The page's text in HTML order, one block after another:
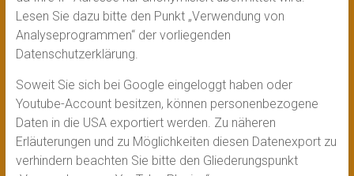
Lesen Sie dazu bitte den Punkt „Verwendung von
Analyseprogrammen“ der vorliegenden
Datenschutzerklärung.
Soweit Sie sich bei Google eingeloggt haben oder
Youtube-Account besitzen, können personenbezogene
Daten in die USA exportiert werden. Zu näheren
Erläuterungen und zu Möglichkeiten diesen Datenexport zu
verhindern beachten Sie bitte den Gliederungspunkt